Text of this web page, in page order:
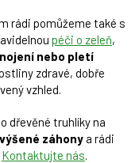
rádi pomůžeme také s
péči o zeleň,
nebo pletí
zdravé, dobře
vzhled.
dřevěné truhlíky na
záhony a rádi
Kontaktujte nás.